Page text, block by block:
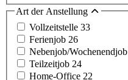
Art der Anstellung
Vollzeitstelle 33
Ferienjob 26
Nebenjob/Wochenendjob
Teilzeitjob 24
Home-Office 22